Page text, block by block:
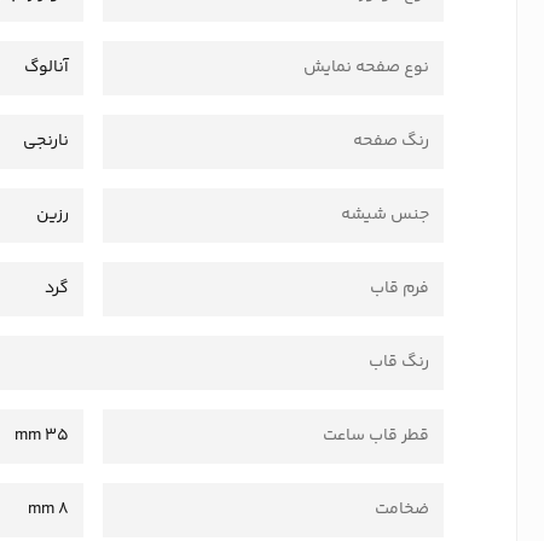
نوع صفحه نمایش آنالوگ
رنگ صفحه نارنجی
جنس شیشه رزین
فرم قاب گرد
رنگ قاب
قطر قاب ساعت 35 mm
ضخامت 8 mm